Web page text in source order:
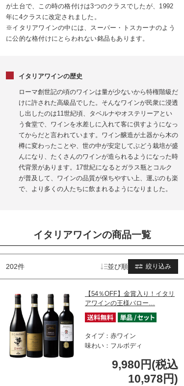
が土台で、この時の格付けは3つのクラスでしたが、1992
年に4クラスに改定されました。
※イタリアワインの中には、スーパー・トスカーナのよう
に公的な格付けにとらわれない銘品もあります。
イタリアワインの歴史
ローマ創世記の頃のワインは量が少ないから特権階級だ
けに許された高級品でした。そんなワインが民衆に浸透
し出したのは11世紀頃、タベルナやオステリーアとい
う食堂で、ワインを水差しに入れて客に供すようになっ
てからだと言われています。ワイン醸造が土器から木の
樽に変わったことや、世の中が安定してぶどう栽培が盛
んになり、たくさんのワインが造られるようになった時
代背景があります。17世紀になるとガラス瓶とコルク
が普及して、ワインの品質が保ちやすい上、運ぶのも楽
で、より多くの人たちに飲まれるようになりました。
イタリアワインの商品一覧
202件 絞り込み
並び順
【54％OFF】金賞入り！イタリ
アワインの王様バロー…
タイプ：赤ワイン
味わい：フルボディ
9,980円(税込
10,978円)